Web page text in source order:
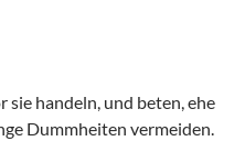
sie handeln, und beten, ehe
Dummheiten vermeiden.